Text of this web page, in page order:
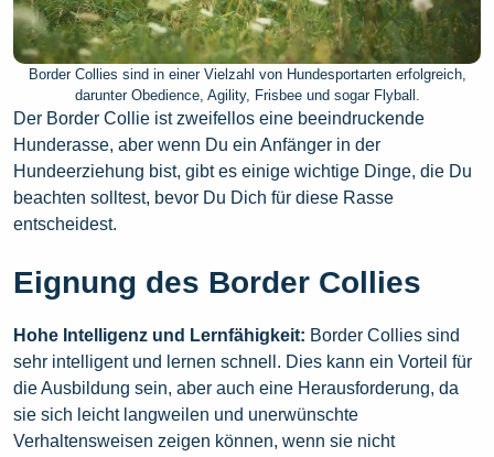
Border Collies sind in einer Vielzahl von Hundesportarten erfolgreich,
darunter Obedience, Agility, Frisbee und sogar Flyball.
Der Border Collie ist zweifellos eine beeindruckende
Hunderasse, aber wenn Du ein Anfänger in der
Hundeerziehung bist, gibt es einige wichtige Dinge, die Du
beachten solltest, bevor Du Dich für diese Rasse
entscheidest.
Eignung des Border Collies
Hohe Intelligenz und Lernfähigkeit: Border Collies sind
sehr intelligent und lernen schnell. Dies kann ein Vorteil für
die Ausbildung sein, aber auch eine Herausforderung, da
sie sich leicht langweilen und unerwünschte
Verhaltensweisen zeigen können, wenn sie nicht